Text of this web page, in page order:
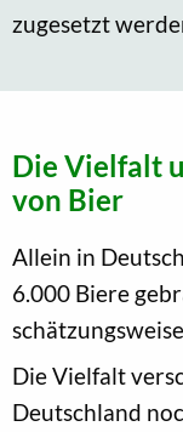
zugesetzt
Die Vielfalt
von Bier
Allein in
6.000 Biere
Die Vielfalt
Deutschland